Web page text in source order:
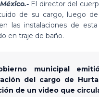
El director del
de su cargo, luego
las instalaciones de
en traje de baño.
municipal
del cargo de
de un video que